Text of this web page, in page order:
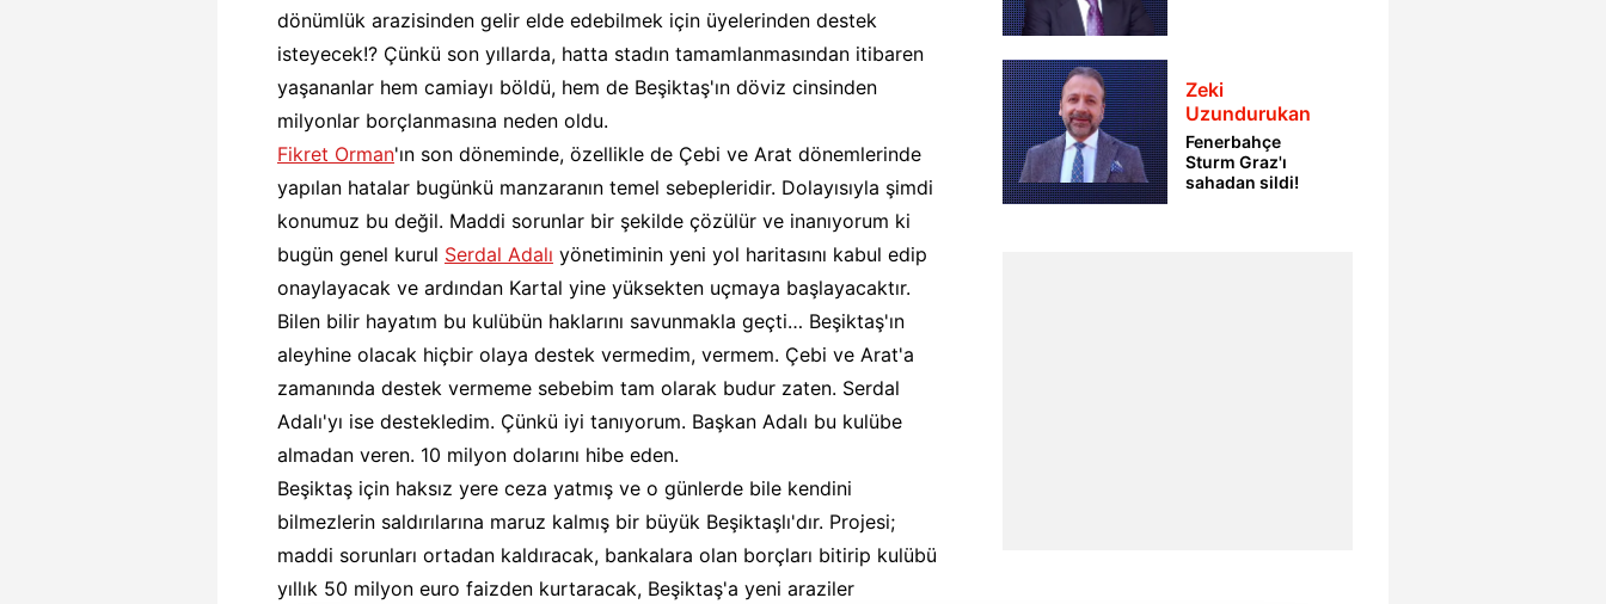
dönümlük arazisinden gelir elde edebilmek için üyelerinden destek
isteyecek!? Çünkü son yıllarda, hatta stadın tamamlanmasından itibaren
yaşananlar hem camiayı böldü, hem de Beşiktaş'ın döviz cinsinden
milyonlar borçlanmasına neden oldu.
Fikret Orman'ın son döneminde, özellikle de Çebi ve Arat dönemlerinde
yapılan hatalar bugünkü manzaranın temel sebepleridir. Dolayısıyla şimdi
konumuz bu değil. Maddi sorunlar bir şekilde çözülür ve inanıyorum ki
bugün genel kurul Serdal Adalı yönetiminin yeni yol haritasını kabul edip
onaylayacak ve ardından Kartal yine yüksekten uçmaya başlayacaktır.
Bilen bilir hayatım bu kulübün haklarını savunmakla geçti… Beşiktaş'ın
aleyhine olacak hiçbir olaya destek vermedim, vermem. Çebi ve Arat'a
zamanında destek vermeme sebebim tam olarak budur zaten. Serdal
Adalı'yı ise destekledim. Çünkü iyi tanıyorum. Başkan Adalı bu kulübe
almadan veren. 10 milyon dolarını hibe eden.
Beşiktaş için haksız yere ceza yatmış ve o günlerde bile kendini
bilmezlerin saldırılarına maruz kalmış bir büyük Beşiktaşlı'dır. Projesi;
maddi sorunları ortadan kaldıracak, bankalara olan borçları bitirip kulübü
yıllık 50 milyon euro faizden kurtaracak, Beşiktaş'a yeni araziler
Zeki
Uzundurukan
Fenerbahçe
Sturm Graz'ı
sahadan sildi!